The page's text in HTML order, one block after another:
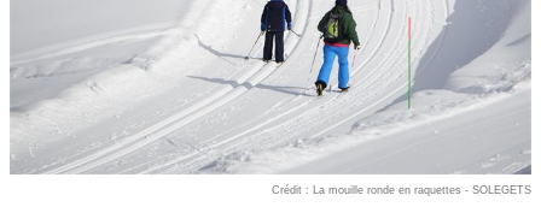
Crédit : La mouille ronde en raquettes - SOLEGETS